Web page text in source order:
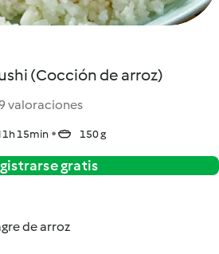
(Cocción de arroz)
valoraciones
1h 15min 150 g
gratis
de arroz